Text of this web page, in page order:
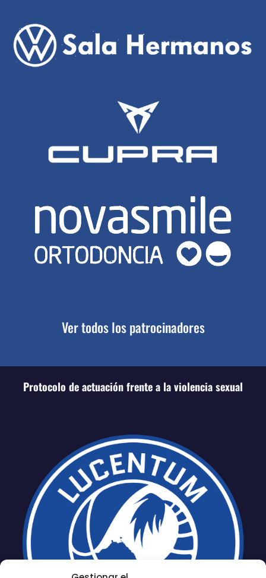
Ver todos los patrocinadores
Protocolo de actuación frente a la violencia sexual